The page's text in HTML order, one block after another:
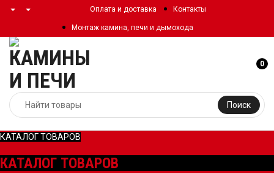
Оплата и доставка Контакты
Монтаж камина, печи и дымохода
Поиск
0
КАТАЛОГ ТОВАРОВ
КАТАЛОГ ТОВАРОВ